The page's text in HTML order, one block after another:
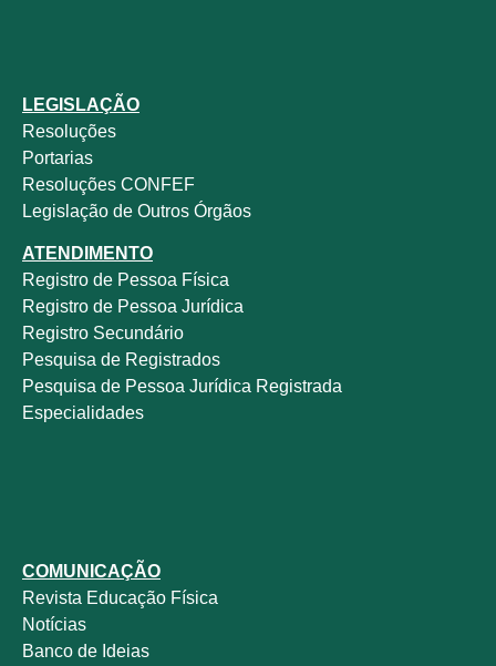
LEGISLAÇÃO
Resoluções
Portarias
Resoluções CONFEF
Legislação de Outros Órgãos
ATENDIMENTO
Registro de Pessoa Física
Registro de Pessoa Jurídica
Registro Secundário
Pesquisa de Registrados
Pesquisa de Pessoa Jurídica Registrada
Especialidades
COMUNICAÇÃO
Revista Educação Física
Notícias
Banco de Ideias